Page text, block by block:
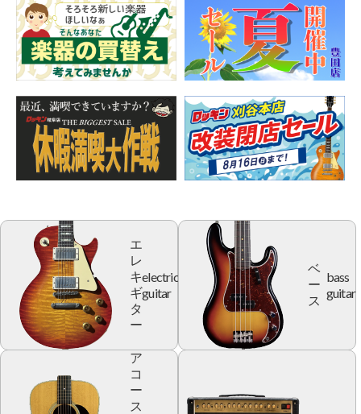
エ
レ
キ
ギ
タ
ー
electric
guitar
ベ
ー
ス
bass
guitar
ア
コ
ー
ス